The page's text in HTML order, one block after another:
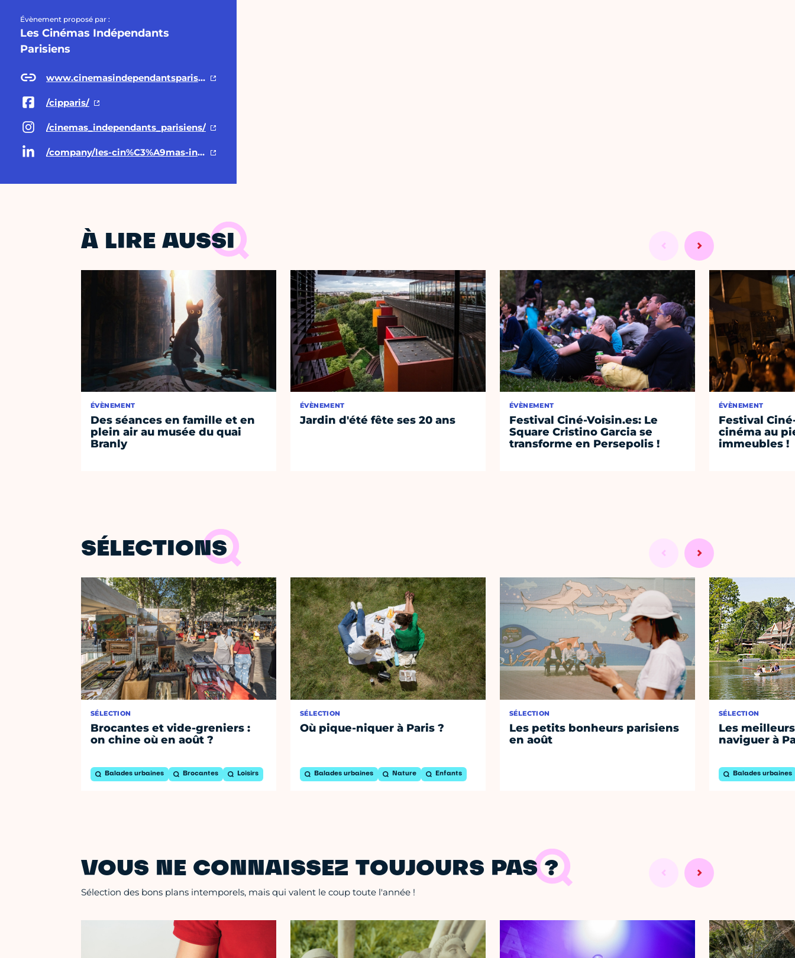
Évènement proposé par :
Les Cinémas Indépendants
Parisiens
www.cinemasindependantsparisiens.fr
/cipparis/
/cinemas_independants_parisiens/
/company/les-cin%C3%A9mas-ind%C3%A9pendants-parisiens/
À LIRE AUSSI
ÉVÈNEMENT
Des séances en famille et en
plein air au musée du quai
Branly
ÉVÈNEMENT
Jardin d'été fête ses 20 ans
ÉVÈNEMENT
Festival Ciné-Voisin.es: Le
Square Cristino Garcia se
transforme en Persepolis !
ÉVÈNEMENT
Festival
cinéma au
immeubles !
SÉLECTIONS
SÉLECTION
Brocantes et vide-greniers :
on chine où en août ?
Balades urbaines Brocantes Loisirs
SÉLECTION
Où pique-niquer à Paris ?
Balades urbaines Nature Enfants
SÉLECTION
Les petits bonheurs parisiens
en août
SÉLECTION
Les
naviguer à
Balades urbaines
VOUS NE CONNAISSEZ TOUJOURS PAS ?
Sélection des bons plans intemporels, mais qui valent le coup toute l'année !